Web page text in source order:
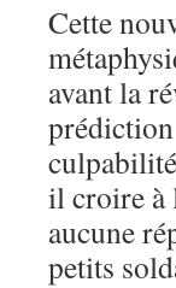
Cette
avant la
il croire à
aucune
petits